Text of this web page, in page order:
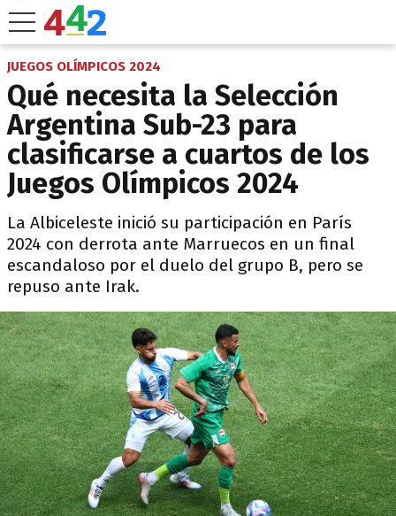
JUEGOS OLÍMPICOS 2024
Qué necesita la Selección
Argentina Sub-23 para
clasificarse a cuartos de los
Juegos Olímpicos 2024
La Albiceleste inició su participación en París
2024 con derrota ante Marruecos en un final
escandaloso por el duelo del grupo B, pero se
repuso ante Irak.